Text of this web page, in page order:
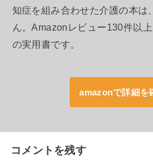
知症を組み合わせた介護の本は
ん。Amazonレビュー130件以
の実用書です。
amazonで詳細を
コメントを残す